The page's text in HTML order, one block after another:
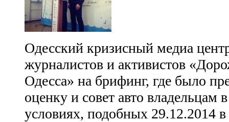
Одесский кризисный медиа
журналистов и активистов
Одесса» на брифинг, где было
оценку и совет авто владельцам
условиях, подобных 29.12.2014